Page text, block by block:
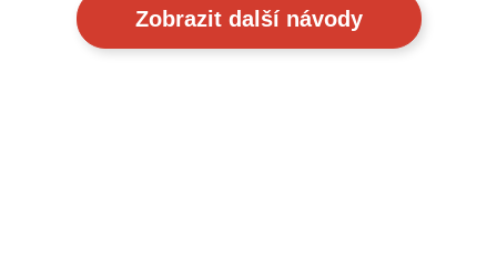
Zobrazit další návody